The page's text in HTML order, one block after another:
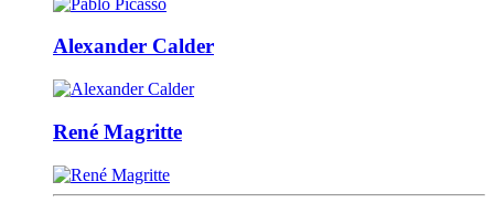
Alexander Calder
René Magritte